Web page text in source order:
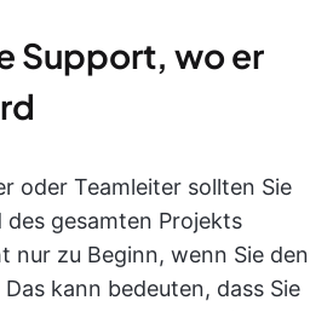
Support, wo er
oder Teamleiter sollten Sie
gesamten Projekts
nur zu Beginn, wenn Sie den
kann bedeuten, dass Sie